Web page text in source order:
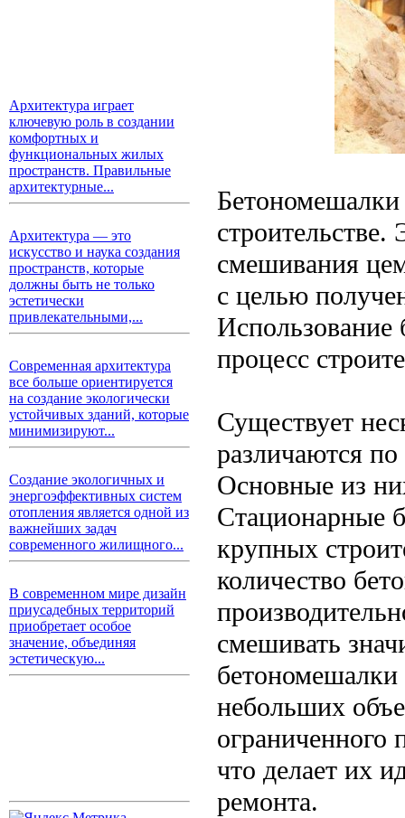
Архитектура играет
ключевую роль в создании
комфортных и
функциональных жилых
пространств. Правильные
архитектурные...
Архитектура — это
искусство и наука создания
пространств, которые
должны быть не только
эстетически
привлекательными,...
Современная архитектура
все больше ориентируется
на создание экологически
устойчивых зданий, которые
минимизируют...
Создание экологичных и
энергоэффективных систем
отопления является одной из
важнейших задач
современного жилищного...
В современном мире дизайн
приусадебных территорий
приобретает особое
значение, объединяя
эстетическую...
строительстве.
смешивания
с целью
Использование
процесс
Существует
различаются
Основные из
Стационарные
крупных
количество
смешивать
бетономешалки
небольших
ограниченного
что делает их
ремонта.